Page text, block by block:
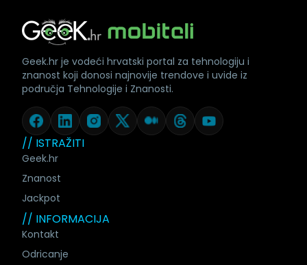
// ISTRAŽITI
Geek.hr
Znanost
Jackpot
// INFORMACIJA
Kontakt
Odricanje
Geek.hr je vodeći hrvatski portal za tehnologiju i
znanost koji donosi najnovije trendove i uvide iz
područja Tehnologije i Znanosti.